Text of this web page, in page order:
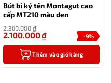
Bút bi ký tên Montagut cao
cấp MT210 màu đen
2.300.000₫
-9%
2.100.000₫
Thêm vào giỏ hàng